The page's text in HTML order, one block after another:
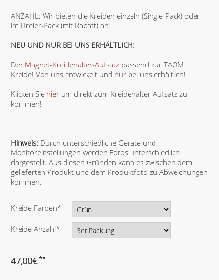
ANZAHL: Wir bieten die Kreiden einzeln (Single-Pack) oder
im Dreier-Pack (mit Rabatt) an!
NEU UND NUR BEI UNS ERHÄLTLICH:
Der Magnet-Kreidehalter-Aufsatzpassend zur TAOM
Kreide! Von uns entwickelt und nur bei uns erhältlich!
Klicken Sie hierum direkt zum Kreidehalter-Aufsatz zu
kommen!
Hinweis: Durch unterschiedliche Geräte und
Monitoreinstellungen werden Fotos unterschiedlich
dargestellt. Aus diesen Gründen kann es zwischen dem
gelieferten Produkt und dem Produktfoto zu Abweichungen
kommen.
P
l
h
t
Kreide Farben*
P
Kreide Anzahl*
47,00€**